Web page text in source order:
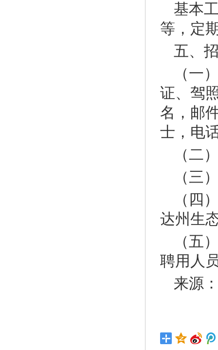
基本
等，定
五、
（一
证、驾
名，邮
士，电
（二
（三
（四
达州生
（五
聘用人
来源